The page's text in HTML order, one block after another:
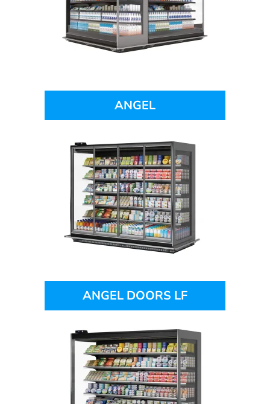
ANGEL
ANGEL DOORS LF